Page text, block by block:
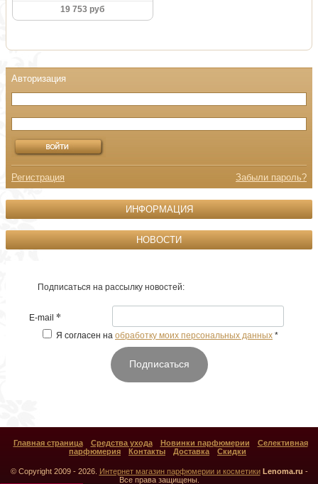
19 753 руб
Регистрация Забыли пароль?
ИНФОРМАЦИЯ
НОВОСТИ
Подписаться на рассылку новостей:
E-mail *
Я согласен на обработку моих персональных данных *
Подписаться
Главная страница Средства ухода Новинки парфюмерии
Селективная
парфюмерия
Контакты Доставка Скидки
© Copyright 2009 - 2026. Интернет магазин парфюмерии и косметики Lenoma.ru -
Все права защищены.